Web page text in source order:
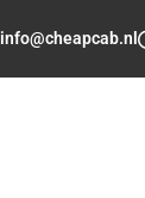
info@cheapcab.nl